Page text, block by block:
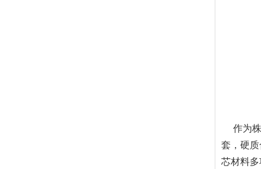
作为株
套，硬
芯材料